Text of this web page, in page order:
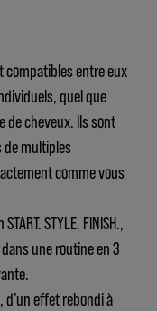
compatibles entre eux
quel que
de cheveux. Ils sont
de multiples
comme vous
STYLE. FINISH.,
une routine en 3
d’un effet rebondi à